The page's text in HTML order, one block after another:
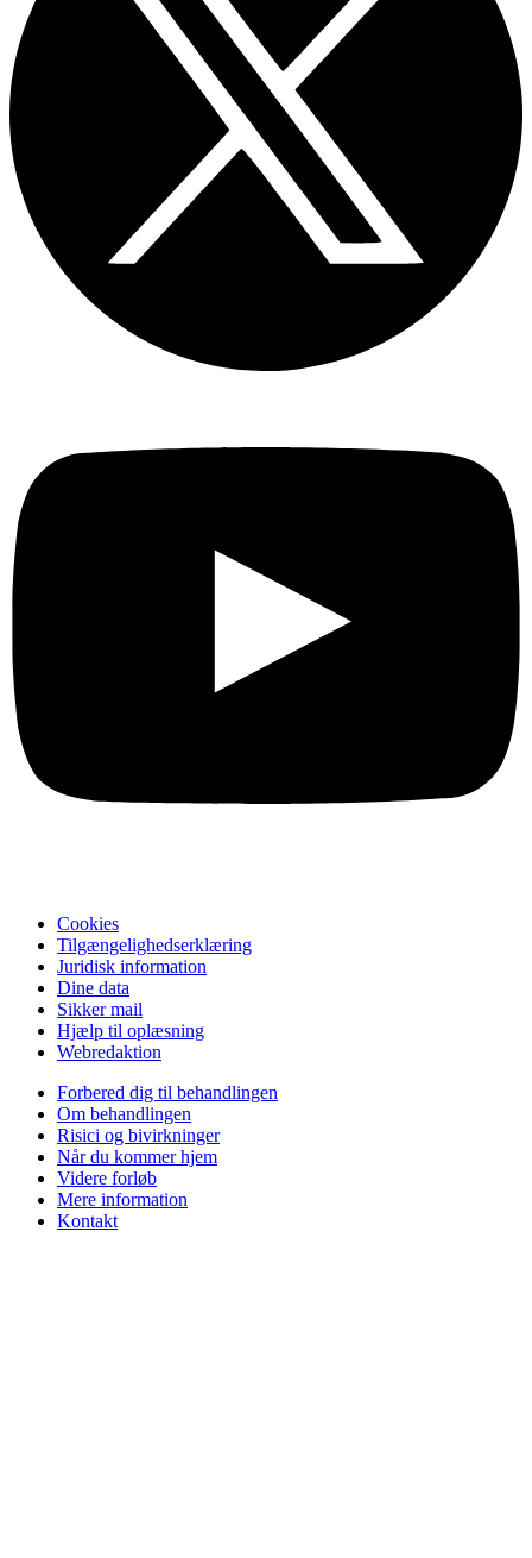
Cookies
Tilgængelighedserklæring
Juridisk information
Dine data
Sikker mail
Hjælp til oplæsning
Webredaktion
Forbered dig til behandlingen
Om behandlingen
Risici og bivirkninger
Når du kommer hjem
Videre forløb
Mere information
Kontakt